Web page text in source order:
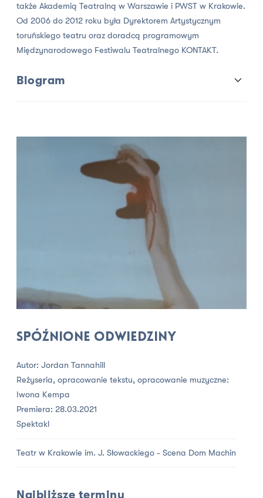
także Akademią Teatralną w Warszawie i PWST w Krakowie.
Od 2006 do 2012 roku była Dyrektorem Artystycznym
toruńskiego teatru oraz doradcą programowym
Międzynarodowego Festiwalu Teatralnego KONTAKT.
Biogram
Spóźnione odwiedziny
Autor: Jordan Tannahill
Reżyseria, opracowanie tekstu, opracowanie muzyczne:
Iwona Kempa
Premiera: 28.03.2021
Spektakl
Teatr w Krakowie im. J. Słowackiego - Scena Dom Machin
Najbliższe terminy